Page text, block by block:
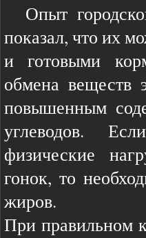
Опыт
показал, что их
и готовыми
обмена веществ
повышенным
углеводов.
физические
гонок, то
жиров.
При правильном